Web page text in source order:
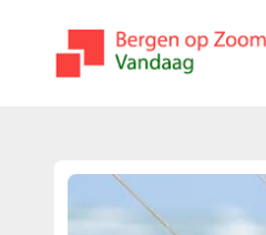
bergenopzoomvandaag.nl